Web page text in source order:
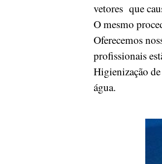
vetores que
O mesmo
Oferecemos
profissionais
Higienização
água.